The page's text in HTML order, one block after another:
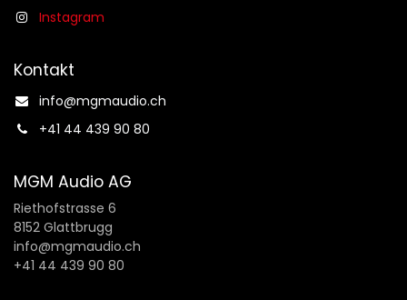
Instagram
Kontakt
info@mgmaudio.ch​
+41 44 439 90 80
MGM Audio AG
Riethofstrasse 6
8152 Glattbrugg
info@mgmaudio.ch
+41 44 439 90 80